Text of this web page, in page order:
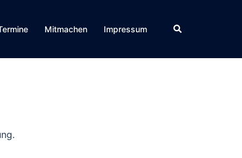
Mitmachen Impressum Suche